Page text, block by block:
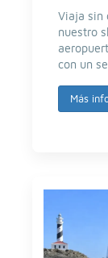
Viaja sin
nuestro
con un
Más